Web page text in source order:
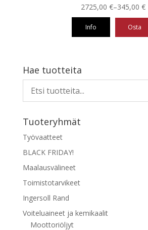
345,00 €
–
2725,00 €Hintaluokka:
345,00 €
Info Osta
on
useampi
muunnelma.
Voit
valinnat
tuotteen
Hae tuotteita
Tuoteryhmät
Työvaatteet
BLACK FRIDAY!
Maalausvälineet
Toimistotarvikeet
Ingersoll Rand
Voiteluaineet ja kemikaalit
Moottoriöljyt